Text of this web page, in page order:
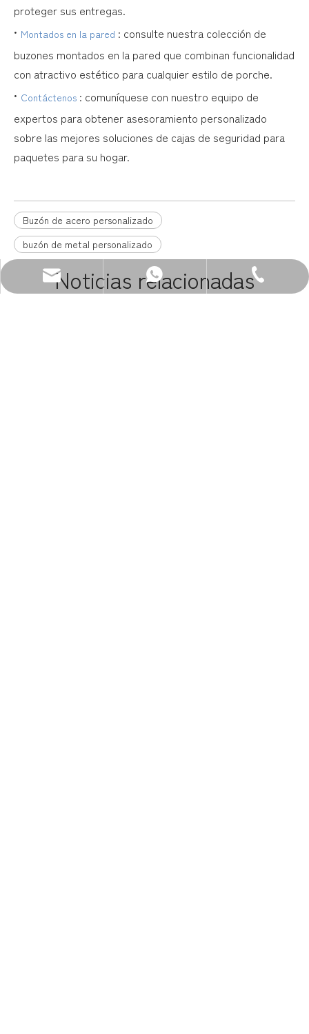
proteger sus entregas.
• Montados en la pared : consulte nuestra colección de
buzones montados en la pared que combinan funcionalidad
con atractivo estético para cualquier estilo de porche.
• Contáctenos : comuníquese con nuestro equipo de
expertos para obtener asesoramiento personalizado
sobre las mejores soluciones de cajas de seguridad para
paquetes para su hogar.
Buzón de acero personalizado
buzón de metal personalizado
Noticias relacionadas
Correo electrónico: sales@zenewood.com
WhatsApp:+86 13680400813
Teléfono: +86-750-3911135